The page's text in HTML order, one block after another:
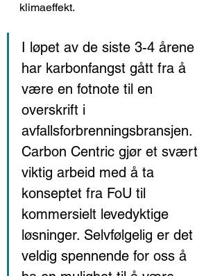
klimaeffekt.
I løpet av de siste 3-4 årene
har karbonfangst gått fra å
være en fotnote til en
overskrift i
avfallsforbrenningsbransjen.
Carbon Centric gjør et svært
viktig arbeid med å ta
konseptet fra FoU til
kommersielt levedyktige
løsninger. Selvfølgelig er det
veldig spennende for oss å